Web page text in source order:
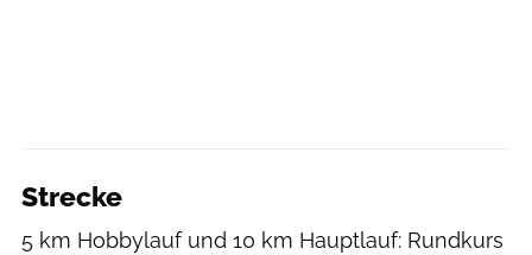
Strecke
5 km Hobbylauf und 10 km Hauptlauf: Rundkurs